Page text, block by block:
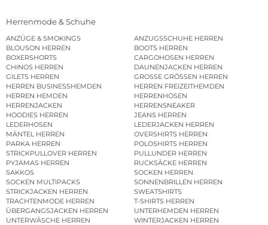
Herrenmode & Schuhe
ANZÜGE & SMOKINGS
ANZUGSSCHUHE HERREN
BLOUSON HERREN
BOOTS HERREN
BOXERSHORTS
CARGOHOSEN HERREN
CHINOS HERREN
DAUNENJACKEN HERREN
GILETS HERREN
GROSSE GRÖSSEN HERREN
HERREN BUSINESSHEMDEN
HERREN FREIZEITHEMDEN
HERREN HEMDEN
HERRENHOSEN
HERRENJACKEN
HERRENSNEAKER
HOODIES HERREN
JEANS HERREN
LEDERHOSEN
LEDERJACKEN HERREN
MÄNTEL HERREN
OVERSHIRTS HERREN
PARKA HERREN
POLOSHIRTS HERREN
STRICKPULLOVER HERREN
PULLUNDER HERREN
PYJAMAS HERREN
RUCKSÄCKE HERREN
SAKKOS
SOCKEN HERREN
SOCKEN MULTIPACKS
SONNENBRILLEN HERREN
STRICKJACKEN HERREN
SWEATSHIRTS
TRACHTENMODE HERREN
T-SHIRTS HERREN
ÜBERGANGSJACKEN HERREN
UNTERHEMDEN HERREN
UNTERWÄSCHE HERREN
WINTERJACKEN HERREN